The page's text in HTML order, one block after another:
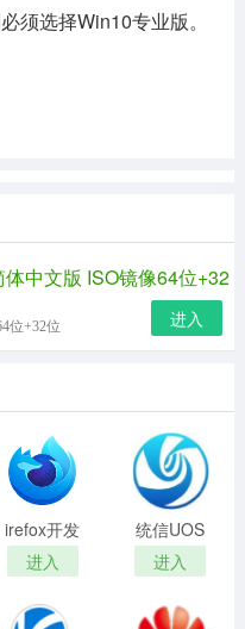
须选择Win10专业版。
中文版 ISO镜像64位+32
位+32位 进入
irefox开发
者版
进入
统信UOS
操作系统
个人免费
版
进入